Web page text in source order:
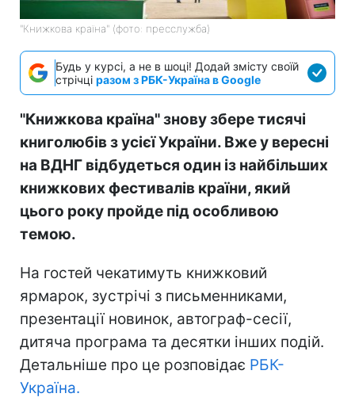
"Книжкова країна" (фото: пресслужба)
Будь у курсі, а не в шоці! Додай змісту своїй
стрічці разом з РБК-Україна в Google
"Книжкова країна" знову збере тисячі
книголюбів з усієї України. Вже у вересні
на ВДНГ відбудеться один із найбільших
книжкових фестивалів країни, який
цього року пройде під особливою
темою.
На гостей чекатимуть книжковий
ярмарок, зустрічі з письменниками,
презентації новинок, автограф-сесії,
дитяча програма та десятки інших подій.
Детальніше про це розповідає РБК-
Україна.